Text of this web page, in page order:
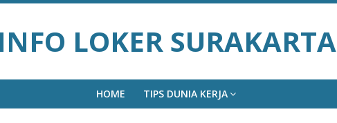
INFO LOKER SURAKARTA
HOME TIPS DUNIA KERJA